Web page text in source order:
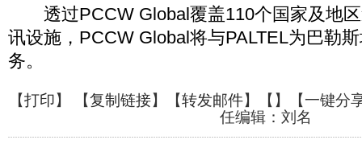
透过PCCW Global覆盖110个国家及地区
讯设施，PCCW Global将与PALTEL为巴勒
务。
【打印】 【复制链接】【转发邮件】【 】
【一键分
任编辑：刘名